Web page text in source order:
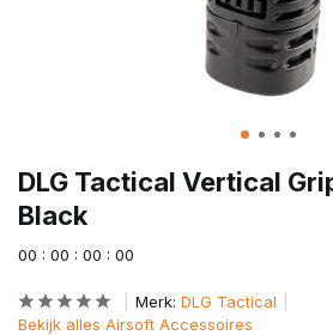
DLG Tactical Vertical
Black
00 : 00 : 00 : 00
Merk: DLG Tactical
Bekijk alles Airsoft Accessoires